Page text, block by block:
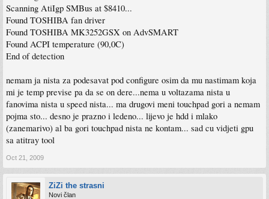
Scanning AtiIgp SMBus at $8410...
Found TOSHIBA fan driver
Found TOSHIBA MK3252GSX on AdvSMART
Found ACPI temperature (90,0C)
End of detection
nemam ja nista za podesavat pod configure osim da mu nastimam koja
mi je temp previse pa da se on dere...nema u voltazama nista u
fanovima nista u speed nista... ma drugovi meni touchpad gori a nemam
pojma sto... desno je prazno i ledeno... lijevo je hdd i mlako
(zanemarivo) al ba gori touchpad nista ne kontam... sad cu vidjeti gpu
sa atitray tool
Oct 21, 2009
ZiZi the strasni
Novi član